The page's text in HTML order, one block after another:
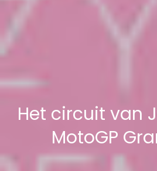
Het circuit van
MotoGP